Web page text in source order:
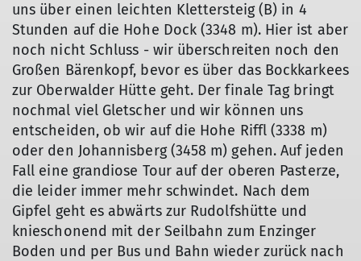
uns über einen leichten Klettersteig (B) in 4
Stunden auf die Hohe Dock (3348 m). Hier ist aber
noch nicht Schluss - wir überschreiten noch den
Großen Bärenkopf, bevor es über das Bockkarkees
zur Oberwalder Hütte geht. Der finale Tag bringt
nochmal viel Gletscher und wir können uns
entscheiden, ob wir auf die Hohe Riffl (3338 m)
oder den Johannisberg (3458 m) gehen. Auf jeden
Fall eine grandiose Tour auf der oberen Pasterze,
die leider immer mehr schwindet. Nach dem
Gipfel geht es abwärts zur Rudolfshütte und
knieschonend mit der Seilbahn zum Enzinger
Boden und per Bus und Bahn wieder zurück nach